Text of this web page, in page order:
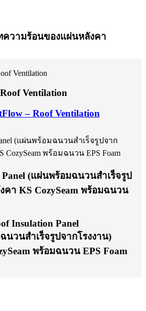
ความร้อนของแผ่นหลังคา
Ventilation
– Roof Ventilation
(แผ่นพร้อมฉนวนสำเร็จรูป
คา KS CozySeam พร้อมฉนวน
Insulation Panel
นวนสำเร็จรูปจากโรงงาน)
พร้อมฉนวน EPS Foam